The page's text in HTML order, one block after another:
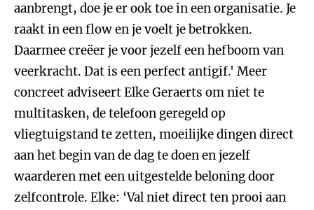
aanbrengt, doe je er ook toe in een organisatie. Je
raakt in een flow en je voelt je betrokken.
Daarmee creëer je voor jezelf een hefboom van
veerkracht. Dat is een perfect antigif.' Meer
concreet adviseert Elke Geraerts om niet te
multitasken, de telefoon geregeld op
vliegtuigstand te zetten, moeilijke dingen direct
aan het begin van de dag te doen en jezelf
waarderen met een uitgestelde beloning door
zelfcontrole. Elke: ‘Val niet direct ten prooi aan